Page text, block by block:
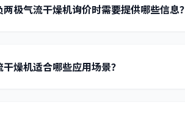
两极气流干燥机询价时需要提供哪些信息？
燥机适合哪些应用场景？